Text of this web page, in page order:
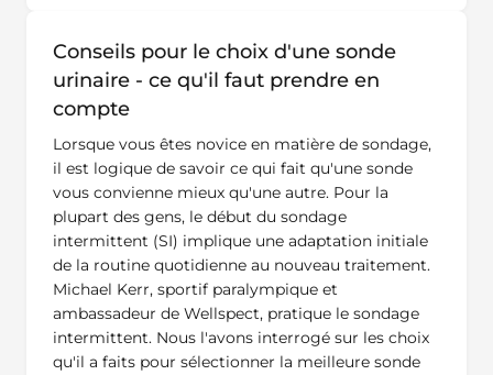
Conseils pour le choix d'une sonde
urinaire - ce qu'il faut prendre en
compte
Lorsque vous êtes novice en matière de sondage,
il est logique de savoir ce qui fait qu'une sonde
vous convienne mieux qu'une autre. Pour la
plupart des gens, le début du sondage
intermittent (SI) implique une adaptation initiale
de la routine quotidienne au nouveau traitement.
Michael Kerr, sportif paralympique et
ambassadeur de Wellspect, pratique le sondage
intermittent. Nous l'avons interrogé sur les choix
qu'il a faits pour sélectionner la meilleure sonde